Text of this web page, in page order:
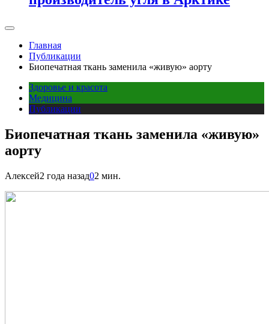
Главная
Публикации
Биопечатная ткань заменила «живую» аорту
Здоровье и красота
Медицина
Публикации
Биопечатная ткань заменила «живую»
аорту
Алексей2 года назад02 мин.